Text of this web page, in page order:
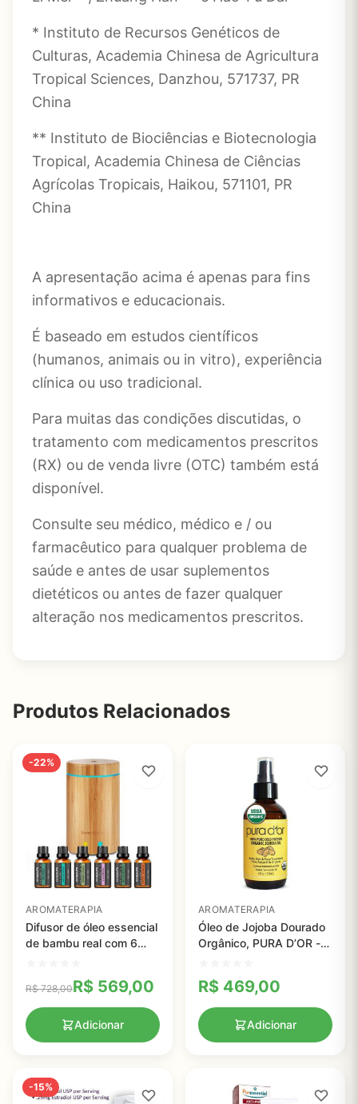
* Instituto de Recursos Genéticos de
Culturas, Academia Chinesa de Agricultura
Tropical Sciences, Danzhou, 571737, PR
China
** Instituto de Biociências e Biotecnologia
Tropical, Academia Chinesa de Ciências
Agrícolas Tropicais, Haikou, 571101, PR
China
A apresentação acima é apenas para fins
informativos e educacionais.
É baseado em estudos científicos
(humanos, animais ou in vitro), experiência
clínica ou uso tradicional.
Para muitas das condições discutidas, o
tratamento com medicamentos prescritos
(RX) ou de venda livre (OTC) também está
disponível.
Consulte seu médico, médico e / ou
farmacêutico para qualquer problema de
saúde e antes de usar suplementos
dietéticos ou antes de fazer qualquer
alteração nos medicamentos prescritos.
Produtos Relacionados
-22%
AROMATERAPIA
Difusor de óleo essencial
de bambu real com 6
R$728,00R$ 569,00
Adicionar
AROMATERAPIA
Óleo de Jojoba Dourado
Orgânico, PURA D’OR -
R$ 469,00
Adicionar
-15%